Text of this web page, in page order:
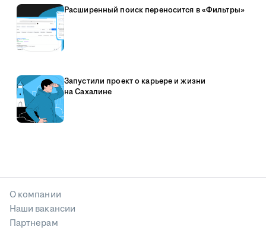
Расширенный поиск переносится в «Фильтры»
Запустили проект о карьере и жизни
на Сахалине
О компании
Наши вакансии
Партнерам